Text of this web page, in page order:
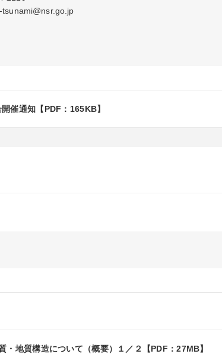
tsunami@nsr.go.jp
催通知【PDF：165KB】
地質構造について（概要）１／２【PDF：27MB】